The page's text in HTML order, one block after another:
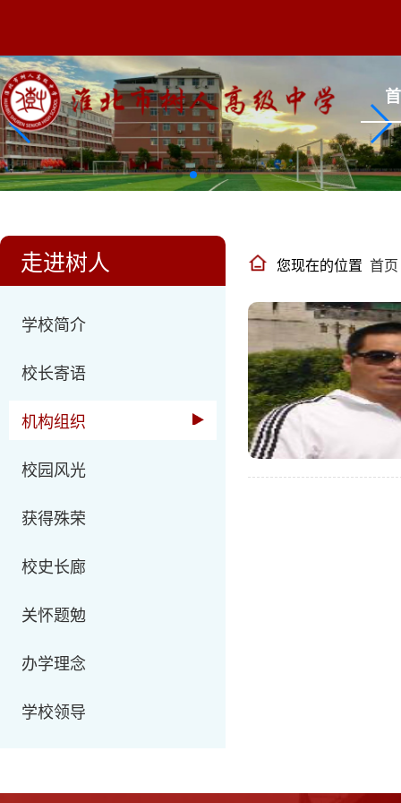
走进树人
学校简介
校长寄语
机构组织
校园风光
获得殊荣
校史长廊
关怀题勉
办学理念
学校领导
您现在的位置首页